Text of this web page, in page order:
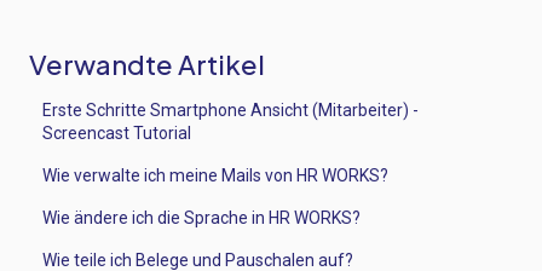
Verwandte Artikel
Erste Schritte Smartphone Ansicht (Mitarbeiter) -
Screencast Tutorial
Wie verwalte ich meine Mails von HR WORKS?
Wie ändere ich die Sprache in HR WORKS?
Wie teile ich Belege und Pauschalen auf?